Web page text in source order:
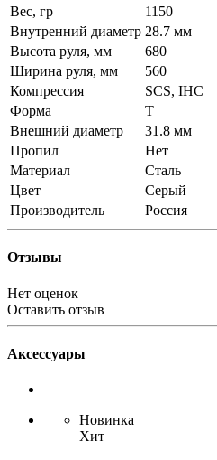
Вес, гр
1150
Внутренний диаметр 28.7 мм
Высота руля, мм
680
Ширина руля, мм
560
Компрессия
SCS, IHC
Форма
T
Внешний диаметр
31.8 мм
Пропил
Нет
Материал
Сталь
Цвет
Серый
Производитель
Россия
Отзывы
Нет оценок
Оставить отзыв
Аксессуары
Новинка
Хит